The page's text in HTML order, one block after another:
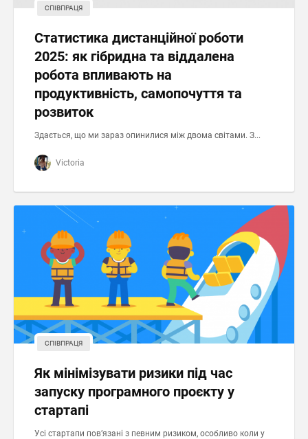
СПІВПРАЦЯ
Статистика дистанційної роботи
2025: як гібридна та віддалена
робота впливають на
продуктивність, самопочуття та
розвиток
Здається, що ми зараз опинилися між двома світами. З...
Victoria
СПІВПРАЦЯ
Як мінімізувати ризики під час
запуску програмного проєкту у
стартапі
Усі стартапи пов’язані з певним ризиком, особливо коли у